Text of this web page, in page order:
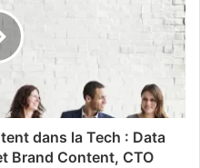
dans la Tech : Data
Brand Content, CTO